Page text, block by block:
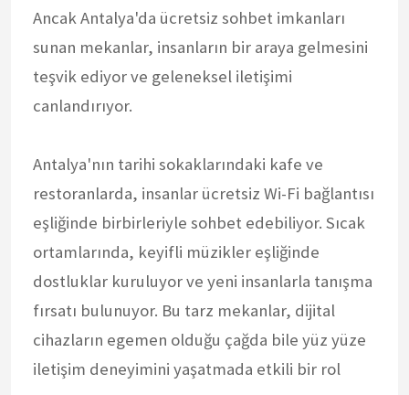
Ancak Antalya'da ücretsiz sohbet imkanları
sunan mekanlar, insanların bir araya gelmesini
teşvik ediyor ve geleneksel iletişimi
canlandırıyor.
Antalya'nın tarihi sokaklarındaki kafe ve
restoranlarda, insanlar ücretsiz Wi-Fi bağlantısı
eşliğinde birbirleriyle sohbet edebiliyor. Sıcak
ortamlarında, keyifli müzikler eşliğinde
dostluklar kuruluyor ve yeni insanlarla tanışma
fırsatı bulunuyor. Bu tarz mekanlar, dijital
cihazların egemen olduğu çağda bile yüz yüze
iletişim deneyimini yaşatmada etkili bir rol